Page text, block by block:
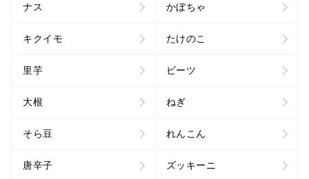
ナス かぼちゃ
キクイモ たけのこ
里芋 ビーツ
大根 ねぎ
そら豆 れんこん
唐辛子 ズッキーニ